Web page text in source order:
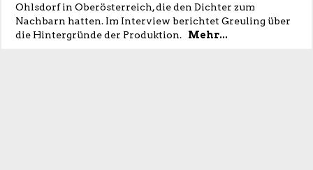
Ohlsdorf in Oberösterreich, die den Dichter zum
Nachbarn hatten. Im Interview berichtet Greuling über
die Hintergründe der Produktion. Mehr...